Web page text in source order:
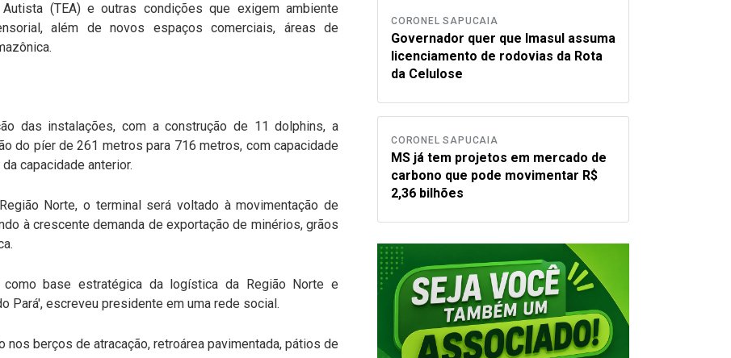
(TEA) e outras condições que exigem ambiente
além de novos espaços comerciais, áreas de
das instalações, com a construção de 11 dolphins, a
do píer de 261 metros para 716 metros, com capacidade
capacidade anterior.
Norte, o terminal será voltado à movimentação de
à crescente demanda de exportação de minérios, grãos
base estratégica da logística da Região Norte e
Pará', escreveu presidente em uma rede social.
berços de atracação, retroárea pavimentada, pátios de
CORONEL SAPUCAIA
Governador quer que Imasul assuma
licenciamento de rodovias da Rota
da Celulose
CORONEL SAPUCAIA
MS já tem projetos em mercado de
carbono que pode movimentar R$
2,36 bilhões